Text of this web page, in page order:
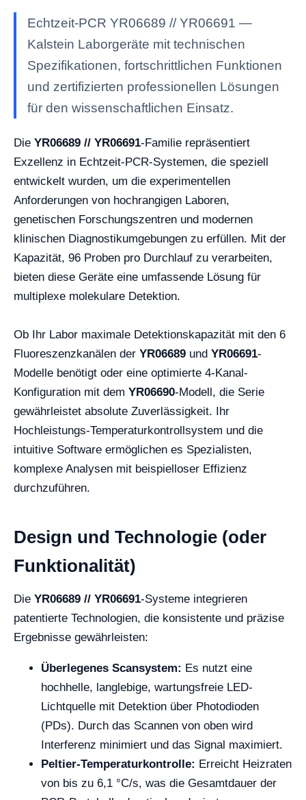
Echtzeit-PCR YR06689 // YR06691 —
Kalstein Laborgeräte mit technischen
Spezifikationen, fortschrittlichen Funktionen
und zertifizierten professionellen Lösungen
für den wissenschaftlichen Einsatz.
Die YR06689 // YR06691-Familie repräsentiert
Exzellenz in Echtzeit-PCR-Systemen, die speziell
entwickelt wurden, um die experimentellen
Anforderungen von hochrangigen Laboren,
genetischen Forschungszentren und modernen
klinischen Diagnostikumgebungen zu erfüllen. Mit der
Kapazität, 96 Proben pro Durchlauf zu verarbeiten,
bieten diese Geräte eine umfassende Lösung für
multiplexe molekulare Detektion.
Ob Ihr Labor maximale Detektionskapazität mit den 6
Fluoreszenzkanälen der YR06689 und YR06691-
Modelle benötigt oder eine optimierte 4-Kanal-
Konfiguration mit dem YR06690-Modell, die Serie
gewährleistet absolute Zuverlässigkeit. Ihr
Hochleistungs-Temperaturkontrollsystem und die
intuitive Software ermöglichen es Spezialisten,
komplexe Analysen mit beispielloser Effizienz
durchzuführen.
Design und Technologie (oder
Funktionalität)
Die YR06689 // YR06691-Systeme integrieren
patentierte Technologien, die konsistente und präzise
Ergebnisse gewährleisten:
Überlegenes Scansystem: Es nutzt eine
hochhelle, langlebige, wartungsfreie LED-
Lichtquelle mit Detektion über Photodioden
(PDs). Durch das Scannen von oben wird
Interferenz minimiert und das Signal maximiert.
Peltier-Temperaturkontrolle: Erreicht Heizraten
von bis zu 6,1 °C/s, was die Gesamtdauer der